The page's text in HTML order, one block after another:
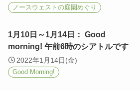
ノースウェストの庭園めぐり
1月10日～1月14日： Good
morning! 午前6時のシアトルです
2022年1月14日(金)
Good Morning!